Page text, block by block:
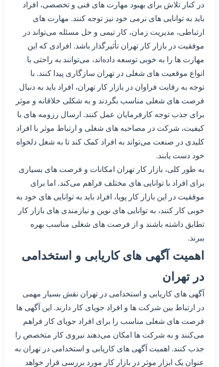
در کنار تلاش برای بهبود مهارت های فنی و تخصصی، افراد
باید به توانایی های نرمی خود نیز توجه کنند. مهارت های
ارتباطی، مدیریت زمان، کار تیمی و حل مسئله می‌تواند در
موفقیت در بازار کار تهران تأثیرگذار باشد. افرادی که این
مهارت ها را به خوبی توسعه داده‌اند، می‌توانند به راحتی با
انواع موقعیت های شغلی در تهران سازگاری پیدا کنند. با
توجه به رقابت فراوان در بازار کار تهران، افراد باید به دنبال
فرصت های شغلی مناسب بگردند و به شکلی خلاقانه و موثر
برای جذب توجه کارفرمایان عمل کنند. ارسال رزومه های با
کیفیت، شرکت در مصاحبه های شغلی و ارتباط موثر با افراد
کلیدی در صنعت می‌تواند به افراد کمک کند تا به شغل دلخواه
خود دست یابند.
به طور کلی، بازار کار تهران امکانات و فرصت های بسیاری
برای افراد با توانایی های مختلف فراهم می‌کند. اما برای
موفقیت در این بازار کار پویا، افراد باید به توانایی های خود به
خوبی کار کنند، به توانایی های نوین و نیازمندی های بازار کار
تطابق داشته باشند و از فرصت های شغلی مناسب بهره
ببرند.
اهمیت آگهی های کاریابی و استخدامی
در تهران
آگهی های کاریابی و استخدامی در تهران نقش بسیار مهمی
در ارتباط بین شرکت ها و افراد جویای کار دارند. این آگهی ها
فرصت های شغلی مناسب را برای افراد جویای کار فراهم
می‌کنند و به شرکت ها امکان می‌دهند نیروی کار متخصص را
جذب کنند. اهمیت آگهی های کاریابی و استخدامی در تهران به
عنوان یک ابزار موثر در بازار کار مورد بررسی قرار خواهد